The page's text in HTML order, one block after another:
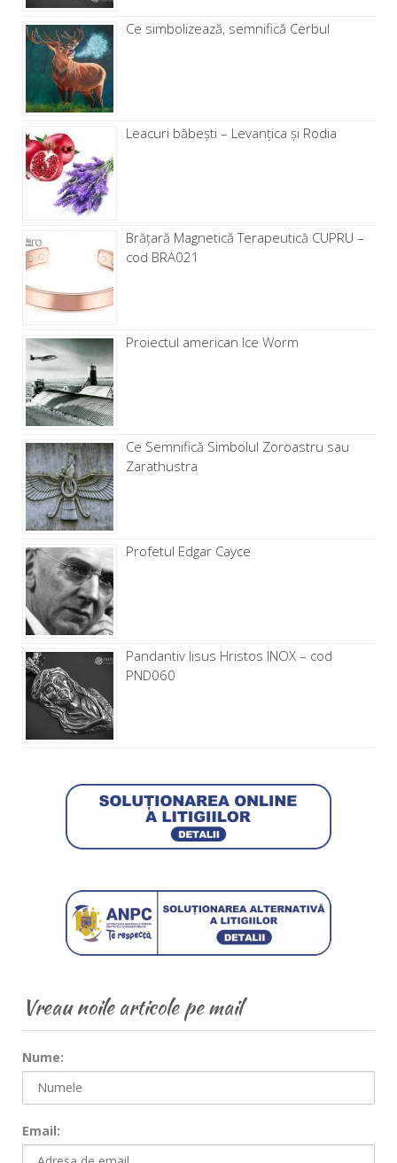
Ce simbolizează, semnifică Cerbul
Leacuri băbești – Levanţica și Rodia
Brăţară Magnetică Terapeutică CUPRU –
cod BRA021
Proiectul american Ice Worm
Ce Semnifică Simbolul Zoroastru sau
Zarathustra
Profetul Edgar Cayce
Pandantiv Iisus Hristos INOX – cod
PND060
Vreau noile articole pe mail
Nume:
Email: